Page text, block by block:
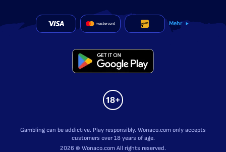
Mehr
Gambling can be addictive. Play responsibly. Wonaco.com only accepts
customers over 18 years of age.
2026 © Wonaco.com All rights reserved.